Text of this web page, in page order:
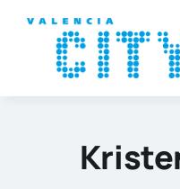
contenido